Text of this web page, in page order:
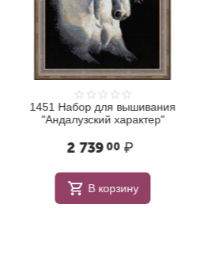
1451 Набор для вышивания
"Андалузский характер"
2 73900 ₽
В корзину